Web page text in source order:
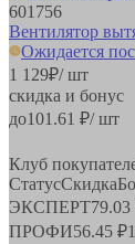
601756
Вентилятор
Ожидается
1 129₽/ шт
скидка и бонус
до101.61 ₽/ шт
Клуб
СтатусСкидка
ЭКСПЕРТ79.03
ПРОФИ56.45 ₽